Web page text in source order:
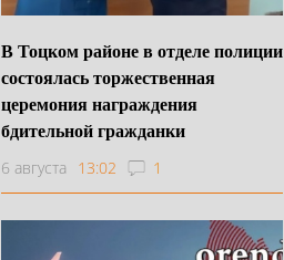
В Тоцком районе в отделе полиции
состоялась торжественная
церемония награждения
бдительной гражданки
6 августа 13:02 1